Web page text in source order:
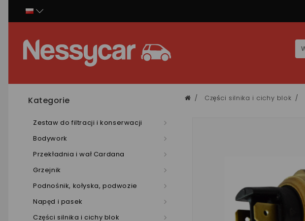
Kategorie
Zestaw do filtracji i konserwacji
Bodywork
Przekładnia i wał Cardana
Grzejnik
Podnośnik, kołyska, podwozie
Napęd i pasek
Części silnika i cichy blok
Części silnika i cichy blok